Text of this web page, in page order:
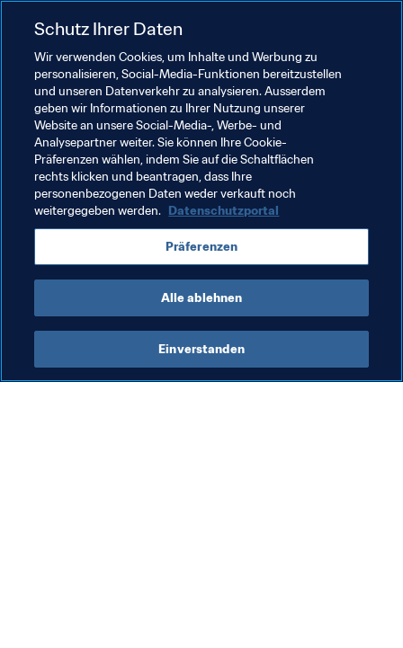
Verwandte Themen
Turniere
FIFA Frauen-Weltmeisterschaft Deutschland 2011
Austria China PR Denmark Faroe Islands
Finland Germany Iceland Norway
Portugal Romania Sweden USA AFC
UEFA Concacaf
Schutz Ihrer Daten
Wir verwenden Cookies, um Inhalte und Werbung zu
personalisieren, Social-Media-Funktionen bereitzustellen
und unseren Datenverkehr zu analysieren. Ausserdem
geben wir Informationen zu Ihrer Nutzung unserer
Website an unsere Social-Media-, Werbe- und
Analysepartner weiter. Sie können Ihre Cookie-
Präferenzen wählen, indem Sie auf die Schaltflächen
rechts klicken und beantragen, dass Ihre
personenbezogenen Daten weder verkauft noch
weitergegeben werden. Datenschutzportal
Präferenzen
Alle ablehnen
Einverstanden